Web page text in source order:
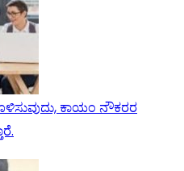
ಕಾಯಂ ನೌಕರರ